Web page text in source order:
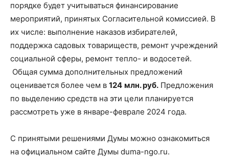
порядке будет учитываться финансирование
мероприятий, принятых Согласительной комиссией. В
их числе: выполнение наказов избирателей,
поддержка садовых товариществ, ремонт учреждений
социальной сферы, ремонт тепло- и водосетей.
Общая сумма дополнительных предложений
оценивается более чем в 124 млн. руб. Предложения
по выделению средств на эти цели планируется
рассмотреть уже в январе-феврале 2024 года.
С принятыми решениями Думы можно ознакомиться
на официальном сайте Думы duma-ngo.ru.